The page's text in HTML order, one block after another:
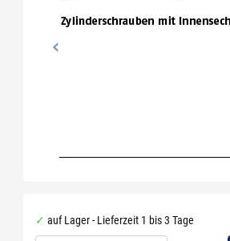
auf Lager - Lieferzeit 1 bis 3 Tage